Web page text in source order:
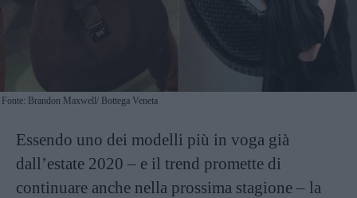
Fonte: Brandon Maxwell/ Bottega Veneta
Essendo uno dei modelli più in voga già
dall’estate 2020 – e il trend promette di
continuare anche nella prossima stagione – la